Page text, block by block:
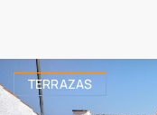
TERRAZAS